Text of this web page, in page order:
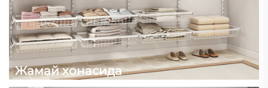
Жамай хонасида